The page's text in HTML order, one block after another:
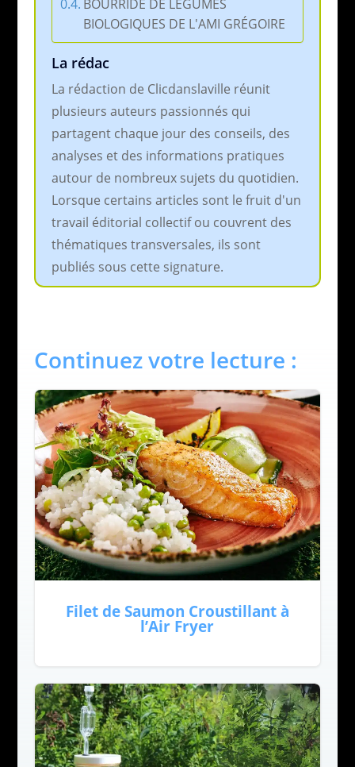
BOURRIDE DE LEGUMES
BIOLOGIQUES DE L'AMI GRÉGOIRE
La rédac
La rédaction de Clicdanslaville réunit
plusieurs auteurs passionnés qui
partagent chaque jour des conseils, des
analyses et des informations pratiques
autour de nombreux sujets du quotidien.
Lorsque certains articles sont le fruit d'un
travail éditorial collectif ou couvrent des
thématiques transversales, ils sont
publiés sous cette signature.
Continuez votre lecture :
Filet de Saumon Croustillant à
l’Air Fryer